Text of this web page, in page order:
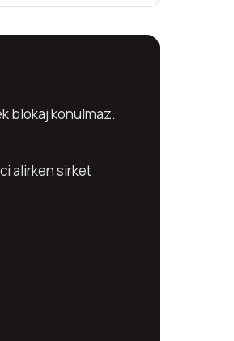
blokaj konulmaz.
alirken sirket